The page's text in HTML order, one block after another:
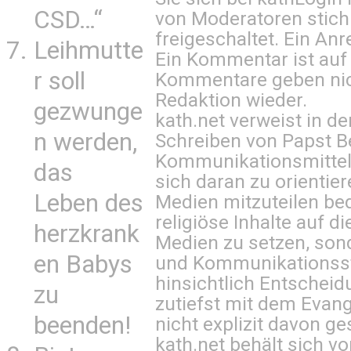
CSD…“
Leihmutte
r soll
gezwunge
n werden,
das
Leben des
herzkrank
en Babys
zu
beenden!
von Moderatoren
freigeschaltet. Ein
Ein Kommentar ist
Kommentare geben
Redaktion wieder.
kath.net verweist in
Schreiben von Papst
sich daran zu
Medien mitzuteilen
religiöse Inhalte auf
Medien zu setzen,
und
hinsichtlich
zutiefst mit dem
nicht explizit davon
kath.net behält sich